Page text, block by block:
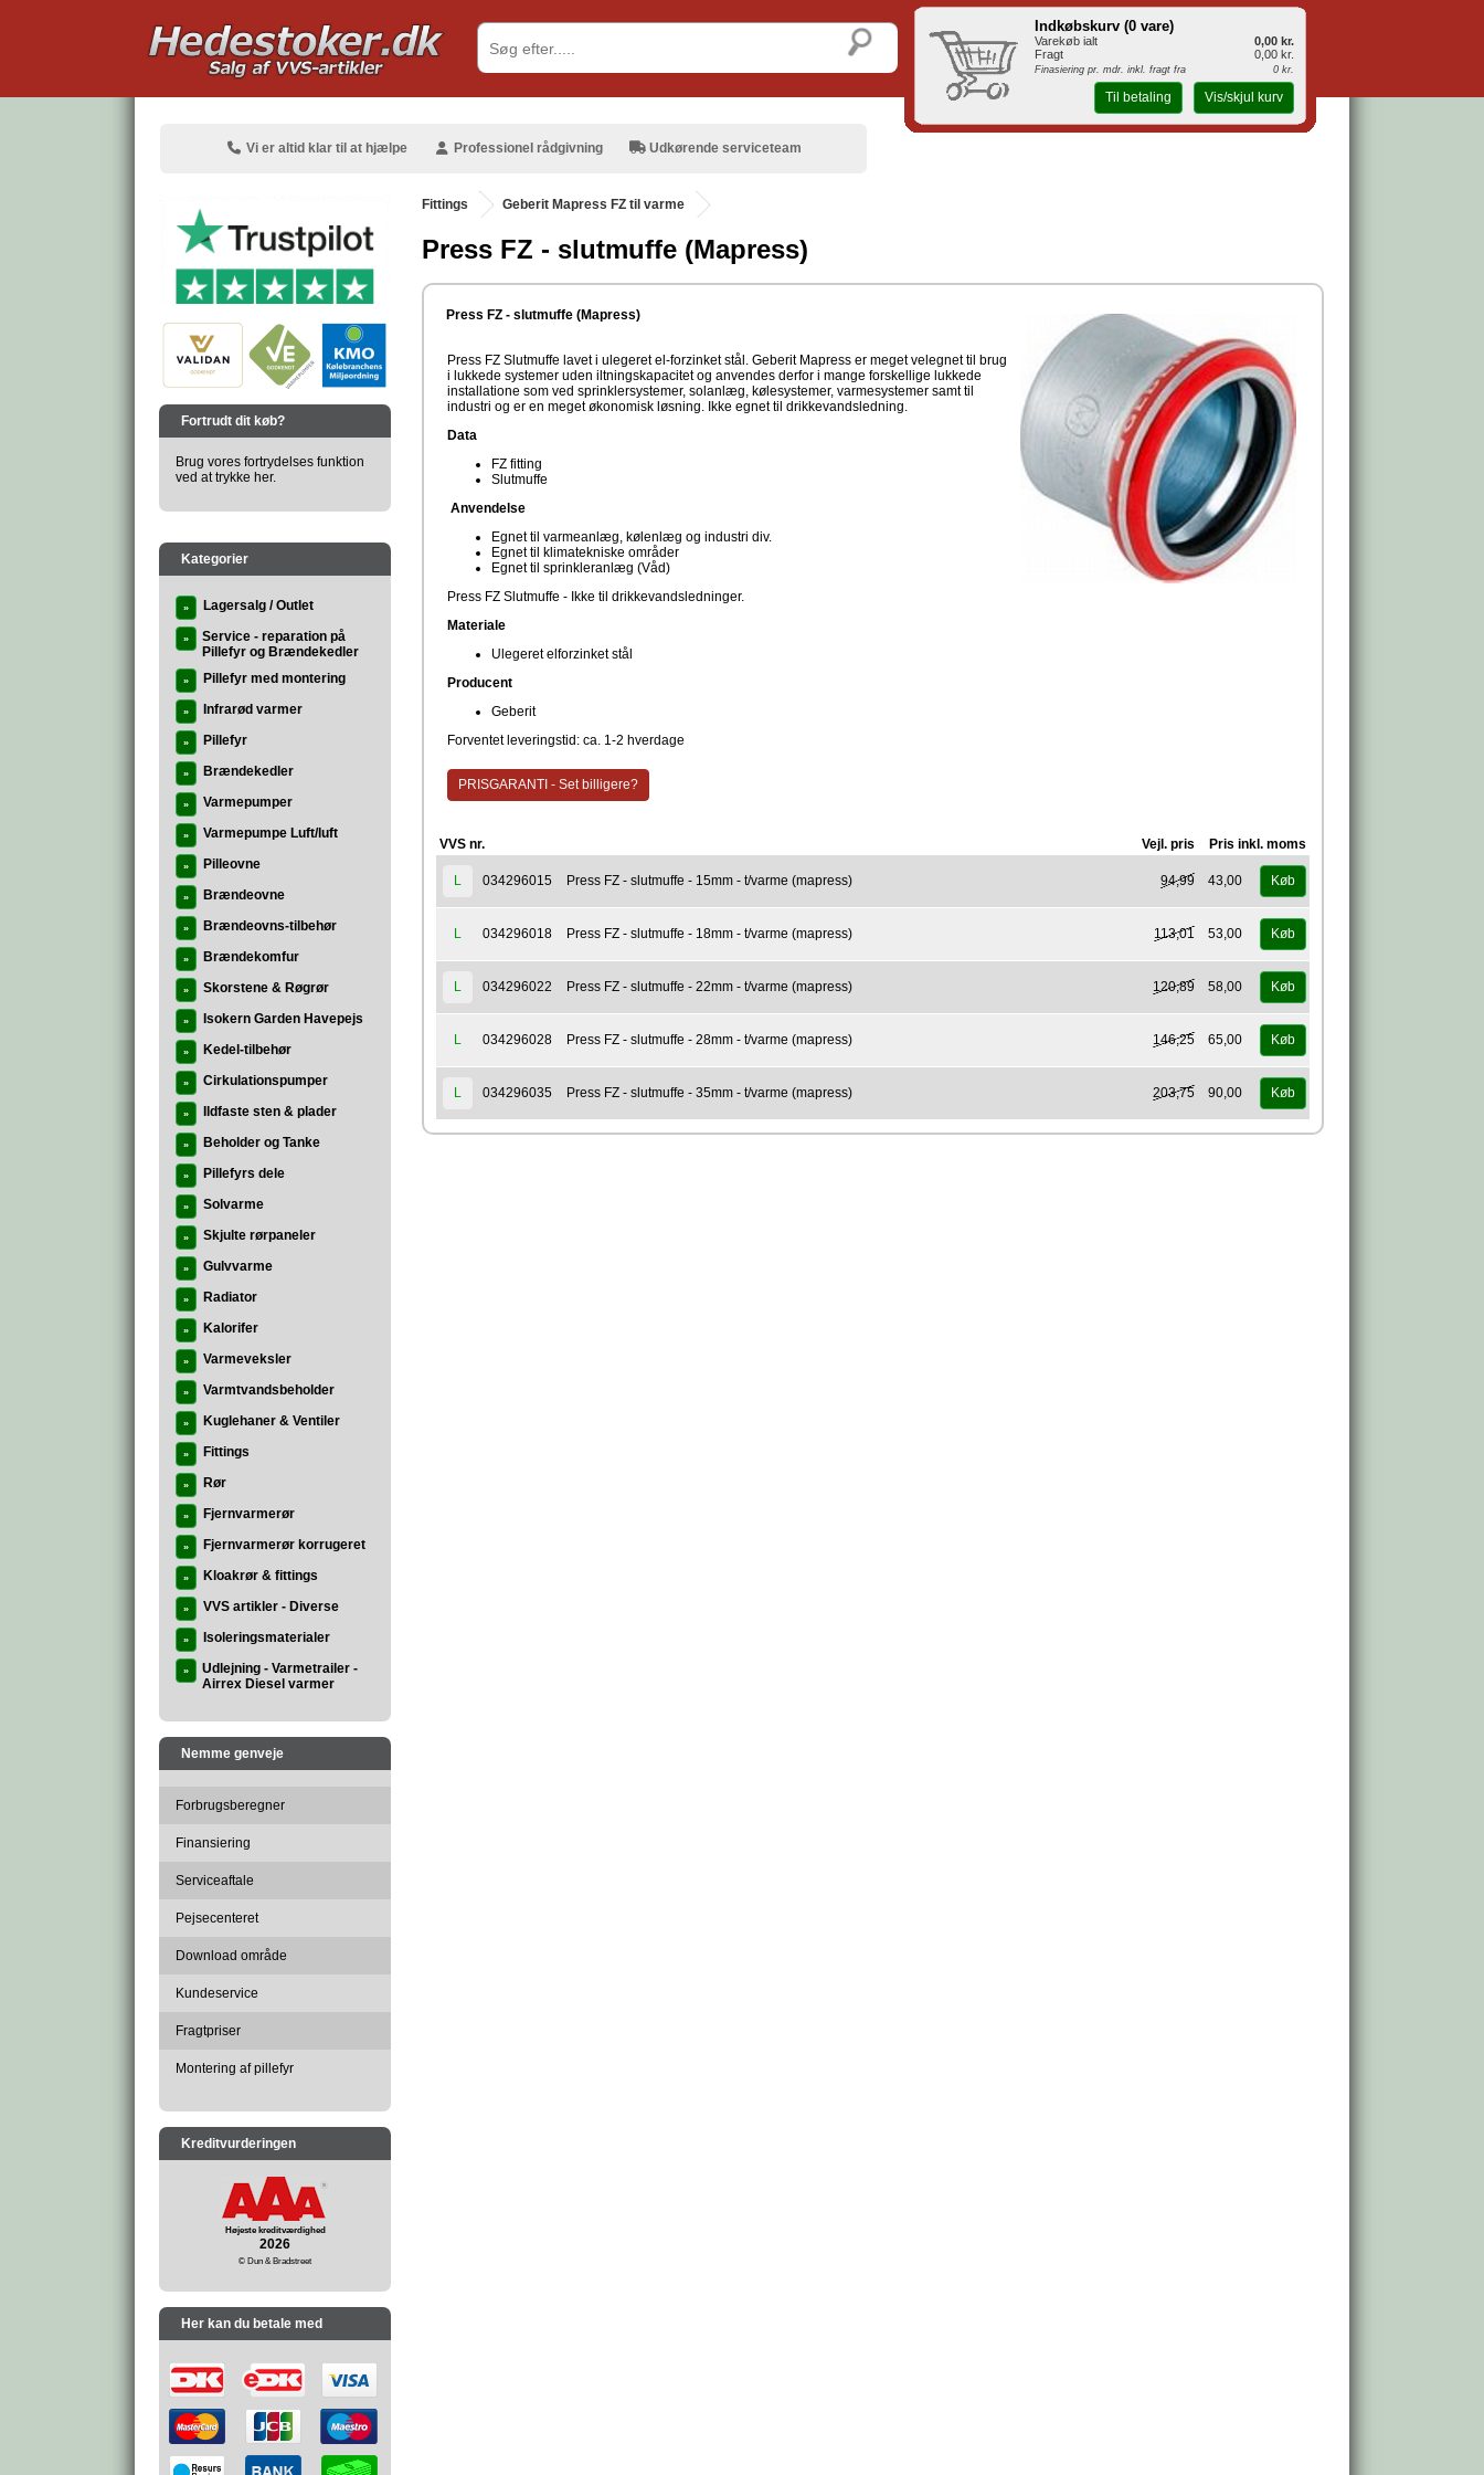
Vi er altid klar til at hjælpe Professionel rådgivning Udkørende serviceteam
Fortrudt dit køb?
Brug vores fortrydelses funktion
ved at trykke her.
Kategorier
» Lagersalg / Outlet
»
Service - reparation på
Pillefyr og Brændekedler
» Pillefyr med montering
» Infrarød varmer
» Pillefyr
» Brændekedler
» Varmepumper
» Varmepumpe Luft/luft
» Pilleovne
» Brændeovne
» Brændeovns-tilbehør
» Brændekomfur
» Skorstene & Røgrør
» Isokern Garden Havepejs
» Kedel-tilbehør
» Cirkulationspumper
» Ildfaste sten & plader
» Beholder og Tanke
» Pillefyrs dele
» Solvarme
» Skjulte rørpaneler
» Gulvvarme
» Radiator
» Kalorifer
» Varmeveksler
» Varmtvandsbeholder
» Kuglehaner & Ventiler
» Fittings
» Rør
» Fjernvarmerør
» Fjernvarmerør korrugeret
» Kloakrør & fittings
» VVS artikler - Diverse
» Isoleringsmaterialer
»
Udlejning - Varmetrailer -
Airrex Diesel varmer
Nemme genveje
Forbrugsberegner
Finansiering
Serviceaftale
Pejsecenteret
Download område
Kundeservice
Fragtpriser
Montering af pillefyr
Kreditvurderingen
Højeste kreditværdighed
2026
© Dun & Bradstreet
Her kan du betale med
Fittings Geberit Mapress FZ til varme
Press FZ - slutmuffe (Mapress)
Press FZ - slutmuffe (Mapress)
Press FZ Slutmuffe lavet i ulegeret el-forzinket stål. Geberit Mapress er meget velegnet til brug
i lukkede systemer uden iltningskapacitet og anvendes derfor i mange forskellige lukkede
installatione som ved sprinklersystemer, solanlæg, kølesystemer, varmesystemer samt til
industri og er en meget økonomisk løsning. Ikke egnet til drikkevandsledning.
Data
FZ fitting
Slutmuffe
Anvendelse
Egnet til varmeanlæg, kølenlæg og industri div.
Egnet til klimatekniske områder
Egnet til sprinkleranlæg (Våd)
Press FZ Slutmuffe - Ikke til drikkevandsledninger.
Materiale
Ulegeret elforzinket stål
Producent
Geberit
Forventet leveringstid: ca. 1-2 hverdage
PRISGARANTI - Set billigere?
VVS nr. Vejl. pris Pris inkl. moms
L 034296015 Press FZ - slutmuffe - 15mm - t/varme (mapress) 94,99 43,00 Køb
L 034296018 Press FZ - slutmuffe - 18mm - t/varme (mapress) 113,01 53,00 Køb
L 034296022 Press FZ - slutmuffe - 22mm - t/varme (mapress) 120,89 58,00 Køb
L 034296028 Press FZ - slutmuffe - 28mm - t/varme (mapress) 146,25 65,00 Køb
L 034296035 Press FZ - slutmuffe - 35mm - t/varme (mapress) 203,75 90,00 Køb
Indkøbskurv (0 vare)
Varekøb ialt
0,00 kr.
Fragt
0,00 kr.
Finasiering pr. mdr. inkl. fragt fra 0 kr.
Til betaling Vis/skjul kurv